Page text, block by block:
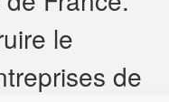
le
de